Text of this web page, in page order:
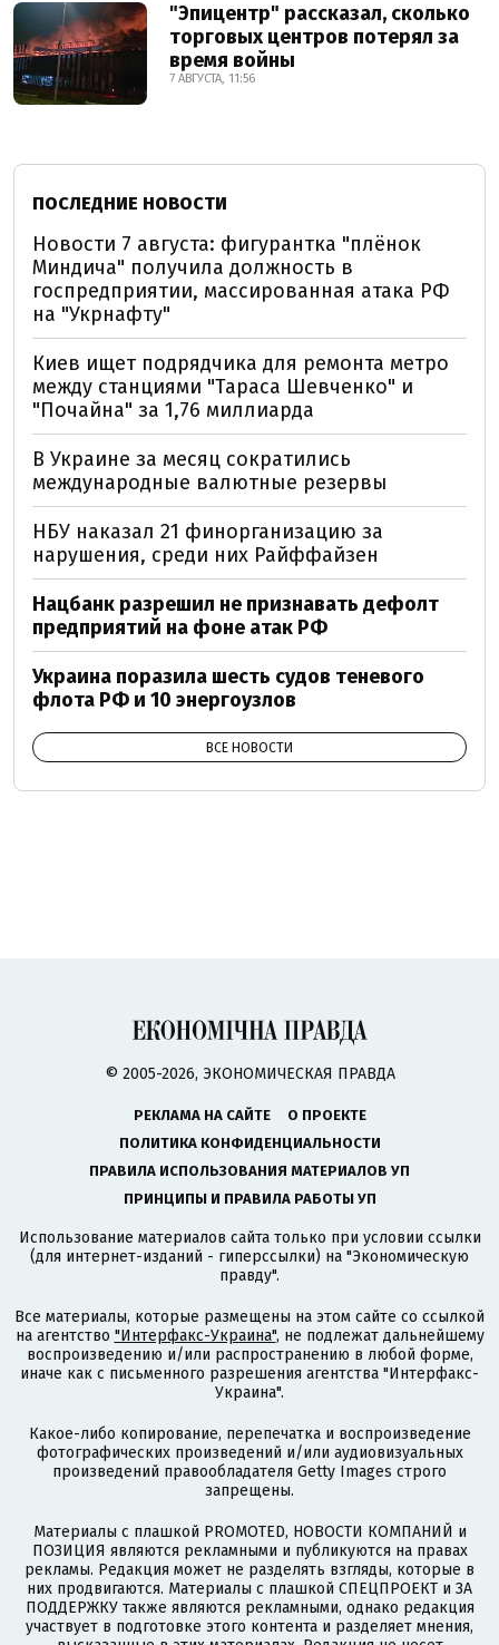
"Эпицентр" рассказал, сколько
торговых центров потерял за
время войны
7 АВГУСТА, 11:56
ПОСЛЕДНИЕ НОВОСТИ
Новости 7 августа: фигурантка "плёнок
Миндича" получила должность в
госпредприятии, массированная атака РФ
на "Укрнафту"
Киев ищет подрядчика для ремонта метро
между станциями "Тараса Шевченко" и
"Почайна" за 1,76 миллиарда
В Украине за месяц сократились
международные валютные резервы
НБУ наказал 21 финорганизацию за
нарушения, среди них Райффайзен
Нацбанк разрешил не признавать дефолт
предприятий на фоне атак РФ
Украина поразила шесть судов теневого
флота РФ и 10 энергоузлов
ВСЕ НОВОСТИ
© 2005-2026, ЭКОНОМИЧЕСКАЯ ПРАВДА
РЕКЛАМА НА САЙТЕ
О ПРОЕКТЕ
ПОЛИТИКА КОНФИДЕНЦИАЛЬНОСТИ
ПРАВИЛА ИСПОЛЬЗОВАНИЯ МАТЕРИАЛОВ УП
ПРИНЦИПЫ И ПРАВИЛА РАБОТЫ УП
Использование материалов сайта только при условии ссылки
(для интернет-изданий - гиперссылки) на "Экономическую
правду".
Все материалы, которые размещены на этом сайте со ссылкой
на агентство "Интерфакс-Украина", не подлежат дальнейшему
воспроизведению и/или распространению в любой форме,
иначе как с письменного разрешения агентства "Интерфакс-
Украина".
Какое-либо копирование, перепечатка и воспроизведение
фотографических произведений и/или аудиовизуальных
произведений правообладателя Getty Images строго
запрещены.
Материалы с плашкой PROMOTED, НОВОСТИ КОМПАНИЙ и
ПОЗИЦИЯ являются рекламными и публикуются на правах
рекламы. Редакция может не разделять взгляды, которые в
них продвигаются. Материалы с плашкой СПЕЦПРОЕКТ и ЗА
ПОДДЕРЖКУ также являются рекламными, однако редакция
участвует в подготовке этого контента и разделяет мнения,